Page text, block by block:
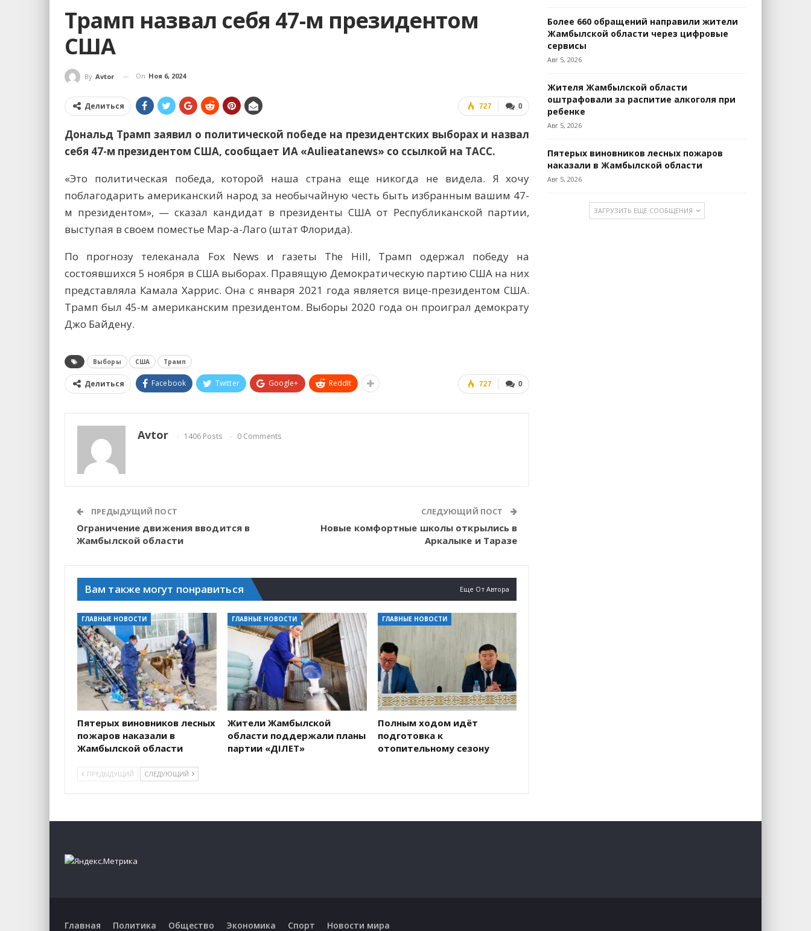
Трамп назвал себя 47-м президентом
США
By Avtor On Ноя 6, 2024
0
727
Делиться
Дональд Трамп заявил о политической победе на президентских выборах и назвал
себя 47-м президентом США, сообщает ИА «Aulieatanews» со ссылкой на ТАСС.
«Это политическая победа, которой наша страна еще никогда не видела. Я хочу
поблагодарить американский народ за необычайную честь быть избранным вашим 47-
м президентом», — сказал кандидат в президенты США от Республиканской партии,
выступая в своем поместье Мар-а-Лаго (штат Флорида).
По прогнозу телеканала Fox News и газеты The Hill, Трамп одержал победу на
состоявшихся 5 ноября в США выборах. Правящую Демократическую партию США на них
представляла Камала Харрис. Она с января 2021 года является вице-президентом США.
Трамп был 45-м американским президентом. Выборы 2020 года он проиграл демократу
Джо Байдену.
Выборы США Трамп
0
727
Делиться Facebook Twitter Google+ ReddIt
Avtor 1406 Posts 0 Comments
ПРЕДЫДУЩИЙ ПОСТ
Ограничение движения вводится в
Жамбылской области
СЛЕДУЮЩИЙ ПОСТ
Новые комфортные школы открылись в
Аркалыке и Таразе
Вам также могут понравиться Еще От Автора
ГЛАВНЫЕ НОВОСТИ
Пятерых виновников лесных
пожаров наказали в
Жамбылской области
ГЛАВНЫЕ НОВОСТИ
Жители Жамбылской
области поддержали планы
партии «ӘДІЛЕТ»
ГЛАВНЫЕ НОВОСТИ
Полным ходом идёт
подготовка к
отопительному сезону
ПРЕДЫДУЩИЙ СЛЕДУЮЩИЙ
Более 660 обращений направили жители
Жамбылской области через цифровые
сервисы
Авг 5, 2026
Жителя Жамбылской области
оштрафовали за распитие алкоголя при
ребенке
Авг 5, 2026
Пятерых виновников лесных пожаров
наказали в Жамбылской области
Авг 5, 2026
ЗАГРУЗИТЬ ЕЩЕ СООБЩЕНИЯ
Главная Политика Общество Экономика Спорт Новости мира